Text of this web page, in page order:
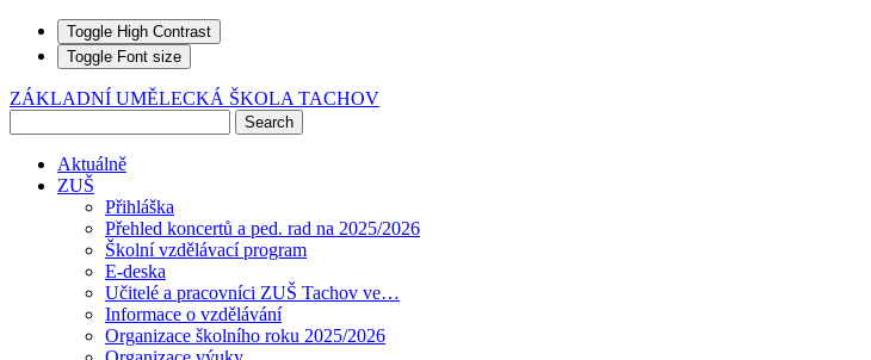
Toggle High Contrast
Toggle Font size
ZÁKLADNÍ UMĚLECKÁ ŠKOLA TACHOV
Aktuálně
ZUŠ
Přihláška
Přehled koncertů a ped. rad na 2025/2026
Školní vzdělávací program
E-deska
Učitelé a pracovníci ZUŠ Tachov ve…
Informace o vzdělávání
Organizace školního roku 2025/2026